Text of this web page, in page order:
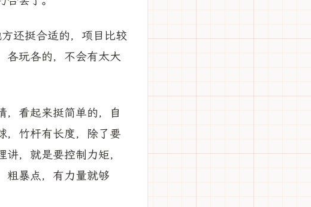
还挺合适的，项目比较
各玩各的，不会有太大
，看起来挺简单的，自
，竹杆有长度，除了要
，就是要控制力矩，
粗暴点，有力量就够